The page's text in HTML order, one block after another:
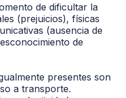
de dificultar la
(prejuicios), físicas
(ausencia de
de
presentes son
a transporte.